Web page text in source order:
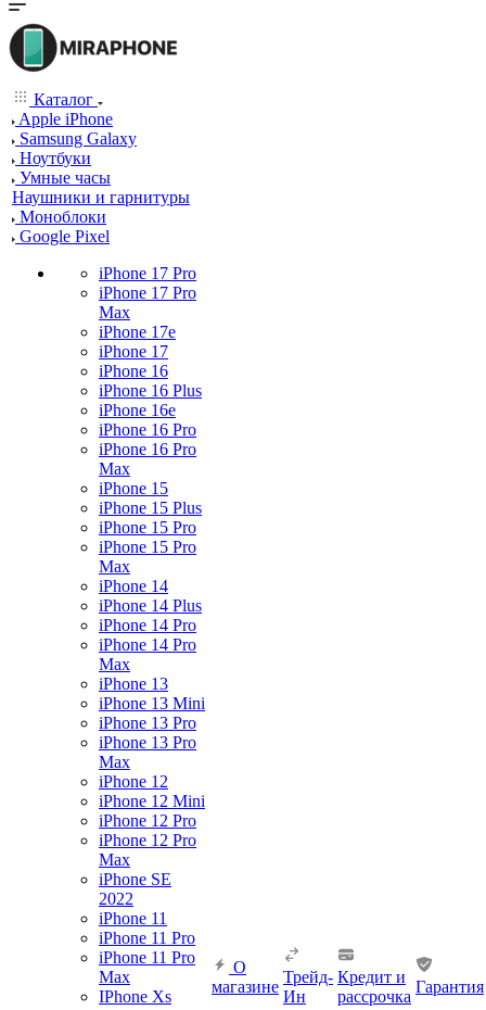
Каталог
Apple iPhone
Samsung Galaxy
Ноутбуки
Умные часы
Наушники и гарнитуры
Моноблоки
Google Pixel
iPhone 17 Pro
iPhone 17 Pro
Max
iPhone 17e
iPhone 17
iPhone 16
iPhone 16 Plus
iPhone 16e
iPhone 16 Pro
iPhone 16 Pro
Max
iPhone 15
iPhone 15 Plus
iPhone 15 Pro
iPhone 15 Pro
Max
iPhone 14
iPhone 14 Plus
iPhone 14 Pro
iPhone 14 Pro
Max
iPhone 13
iPhone 13 Mini
iPhone 13 Pro
iPhone 13 Pro
Max
iPhone 12
iPhone 12 Mini
iPhone 12 Pro
iPhone 12 Pro
Max
iPhone SE
2022
iPhone 11
iPhone 11 Pro
iPhone 11 Pro
Max
IPhone Xs
О
магазине
Трейд-
Ин
Кредит и
рассрочка
Гарантия